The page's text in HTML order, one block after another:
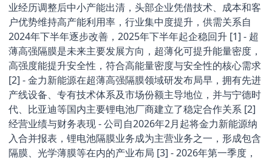
业经历调整后中小产能出清，头部企业凭借技术、成本和客
户优势维持高产能利用率，行业集中度提升，供需关系自
2024年下半年逐步改善，2025年下半年起企稳回升 [1] - 超
薄高强隔膜是未来主要发展方向，超薄化可提升能量密度，
高强度能提升安全性，符合高能量密度与安全性的核心需求
[2] - 金力新能源在超薄高强隔膜领域研发布局早，拥有先进
产线设备、专有技术体系及市场份额主导地位，并与宁德时
代、比亚迪等国内主要锂电池厂商建立了稳定合作关系 [2]
经营业绩与财务表现 - 公司自2026年2月起将金力新能源纳
入合并报表，锂电池隔膜业务成为主营业务之一，形成包含
隔膜、光学薄膜等在内的产业布局 [3] - 2026年第一季度，